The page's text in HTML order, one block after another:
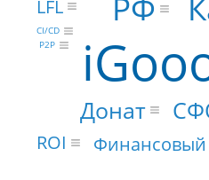
РФ
Донат
LFL
ROI Финансовый
CI/CD
P2P